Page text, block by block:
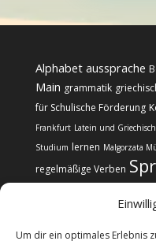
Um dir ein optimales Erlebnis
Alphabet aussprache
Main grammatik
für Schulische Förderung
Frankfurt Latein und
Studium lernen Malgorzata
regelmäßige Verben